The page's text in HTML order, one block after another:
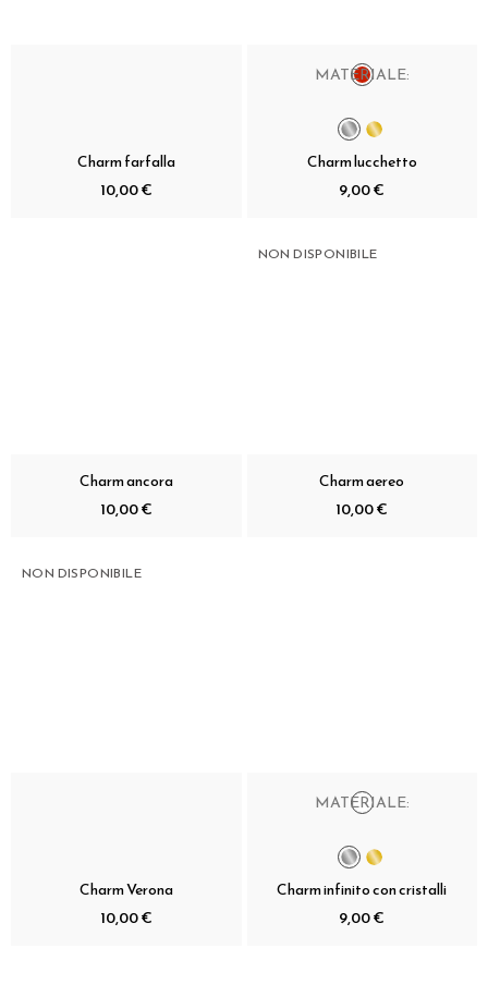
Charm farfalla
10,00 €
MATERIALE:
Charm lucchetto
9,00 €
Charm ancora
10,00 €
NON DISPONIBILE
Charm aereo
10,00 €
NON DISPONIBILE
Charm Verona
10,00 €
MATERIALE:
Charm infinito con cristalli
9,00 €